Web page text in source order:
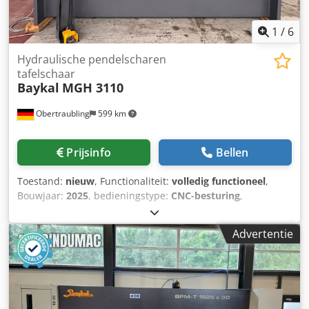
kg • Bedrijfsuren: 11.068 uur Technical Specification
Bending Length 2100 mm
1 / 6
Obertraubling 599 km
Hydraulische pendelscharen
tafelschaar
Baykal MGH 3110
Prijsinfo Bellen
Toestand: nieuw, Functionaliteit: volledig functioneel,
Bouwjaar: 2025, bedieningstype: CNC-besturing,
hydraulisch, Technische gegevens:
Snijlengte: 3100 mm max. plaatdikte, St 42: 10 mm max.
plaatdikte, INOX/V2A: 6,0 mm snijhoek: 2,0 ° aantal slagen:
12 per minuut bereik achterstop: 5,0 mm tot 1000 mm
motorvermogen: 22 kW hydr. klemmen: 17 stuks
olietankinhoud: 170 l max. oliedruk in de cilinder: 260
kg/cm² Standaardaccessoires: - CNC-gestuurde,
Advertentie